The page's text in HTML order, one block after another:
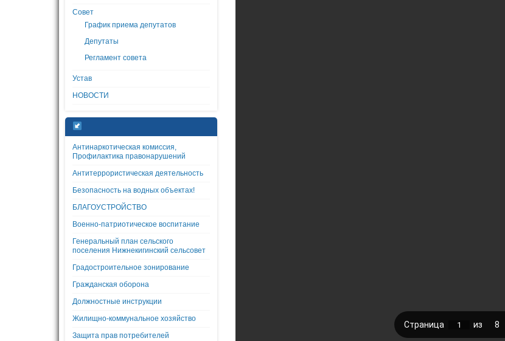
Совет
График приема депутатов
Депутаты
Регламент совета
Устав
НОВОСТИ
Антинаркотическая комиссия,
Профилактика правонарушений
Антитеррористическая деятельность
Безопасность на водных объектах!
БЛАГОУСТРОЙСТВО
Военно-патриотическое воспитание
Генеральный план сельского
поселения Нижнекигинский сельсовет
Градостроительное зонирование
Гражданская оборона
Должностные инструкции
Жилищно-коммунальное хозяйство
Защита прав потребителей